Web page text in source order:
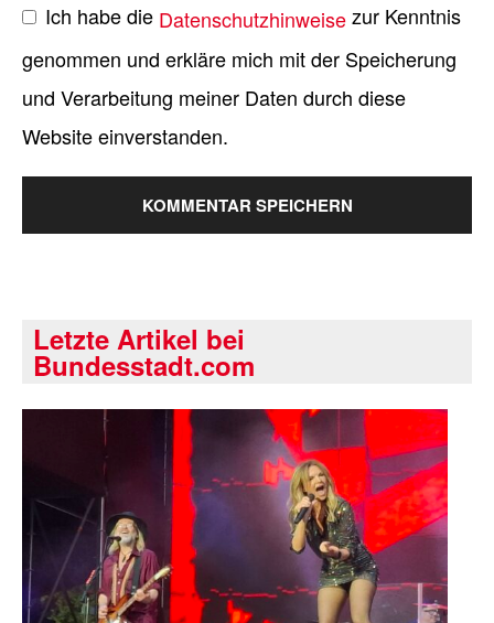
Ich habe die Datenschutzhinweisezur Kenntnis
genommen und erkläre mich mit der Speicherung
und Verarbeitung meiner Daten durch diese
Website einverstanden.
Letzte Artikel bei
Bundesstadt.com